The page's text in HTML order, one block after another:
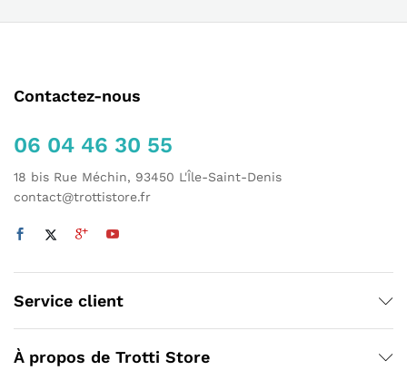
Contactez-nous
06 04 46 30 55
18 bis Rue Méchin, 93450 L'Île-Saint-Denis
contact@trottistore.fr
Service client
À propos de Trotti Store